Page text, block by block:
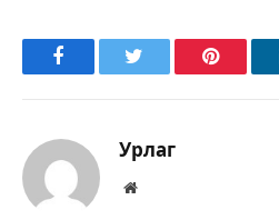
FacebookTwitter Pinterest
Урлаг
Вэбсайт